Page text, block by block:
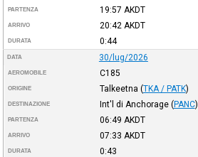
PARTENZA 19:57 AKDT
ARRIVO 20:42 AKDT
DURATA 0:44
DATA 30/lug/2026
AEROMOBILE C185
ORIGINE Talkeetna (TKA / PATK)
DESTINAZIONE Int'l di Anchorage (PANC)
PARTENZA 06:49 AKDT
ARRIVO 07:33 AKDT
DURATA 0:43